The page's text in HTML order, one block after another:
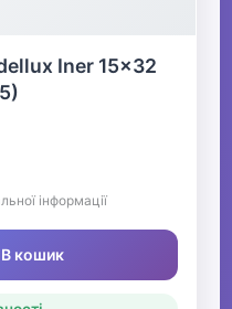
Iner 15x32
інформації
В кошик